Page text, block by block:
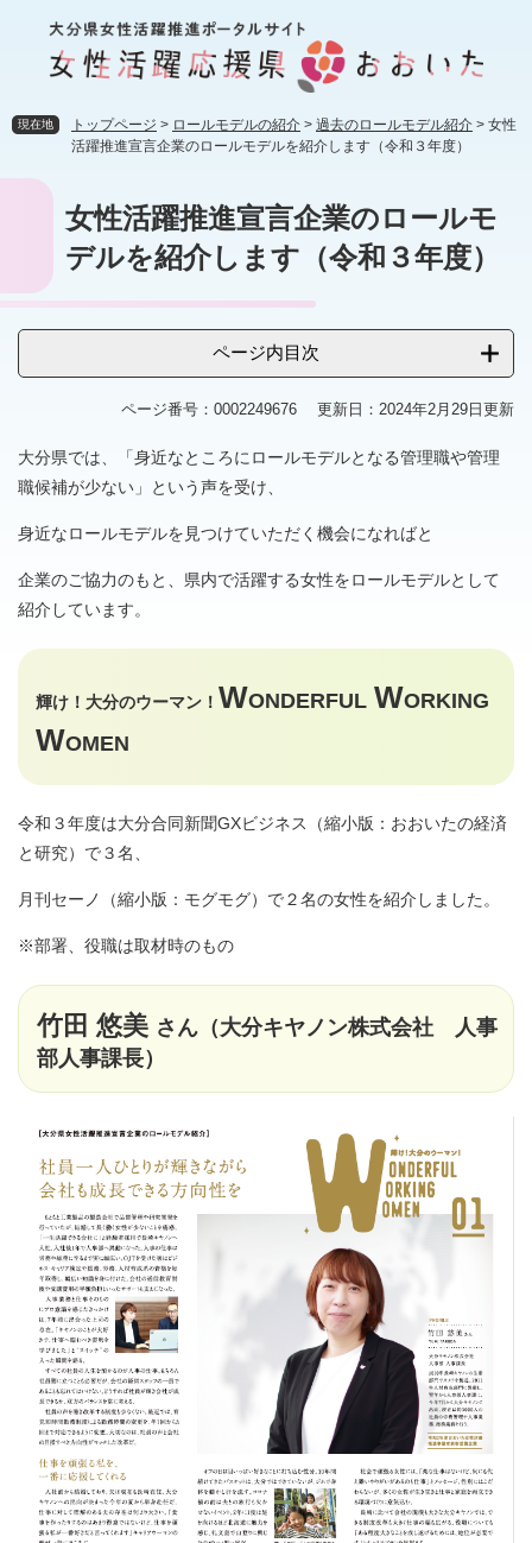
先
頭
を
飛
現在地 トップページ > ロールモデルの紹介 > 過去のロールモデル紹介 > 女性
活躍推進宣言企業のロールモデルを紹介します（令和３年度）
女性活躍推進宣言企業のロールモ
デルを紹介します（令和３年度）
ページ内目次
ページ番号：0002249676 更新日：2024年2月29日更新
大分県では、「身近なところにロールモデルとなる管理職や管理
職候補が少ない」という声を受け、
身近なロールモデルを見つけていただく機会になればと
企業のご協力のもと、県内で活躍する女性をロールモデルとして
紹介しています。
輝け！大分のウーマン！ WONDERFUL WORKING
WOMEN
令和３年度は大分合同新聞GXビジネス（縮小版：おおいたの経済
と研究）で３名、
月刊セーノ（縮小版：モグモグ）で２名の女性を紹介しました。
※部署、役職は取材時のもの
竹田 悠美 さん（大分キヤノン株式会社 人事
部人事課長）